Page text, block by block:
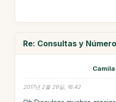
Re: Consultas y
Camila
2017년 2월 26일, 16:42